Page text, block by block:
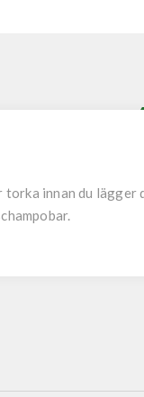
torka innan du lägger